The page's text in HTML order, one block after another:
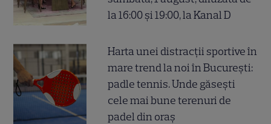
la 16:00 și 19:00, la Kanal D
Harta unei distracții sportive în
mare trend la noi în București:
padle tennis. Unde găsești
cele mai bune terenuri de
padel din oraș